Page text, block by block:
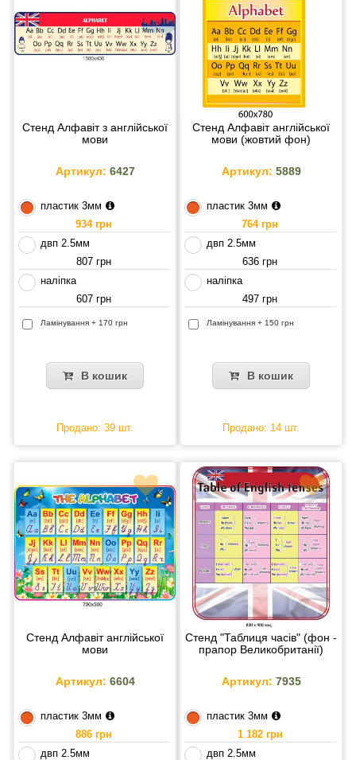
Стенд Алфавіт з англійської
мови
Артикул: 6427
пластик 3мм
934 грн
двп 2.5мм
807 грн
наліпка
607 грн
Ламінування + 170 грн
В кошик
Продано: 39 шт.
Стенд Алфавіт англійської
мови (жовтий фон)
Артикул: 5889
пластик 3мм
764 грн
двп 2.5мм
636 грн
наліпка
497 грн
Ламінування + 150 грн
В кошик
Продано: 14 шт.
Стенд Алфавіт англійської
мови
Артикул: 6604
пластик 3мм
886 грн
двп 2.5мм
Стенд "Таблиця часів" (фон -
прапор Великобританії)
Артикул: 7935
пластик 3мм
1 182 грн
двп 2.5мм